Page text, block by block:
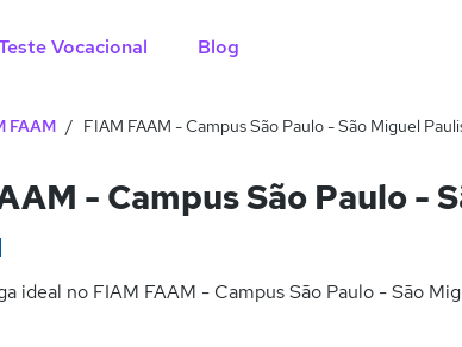
Vocacional Blog
FAAM FIAM FAAM - Campus São Paulo - São Miguel
- Campus São Paulo -
ideal no FIAM FAAM - Campus São Paulo - São